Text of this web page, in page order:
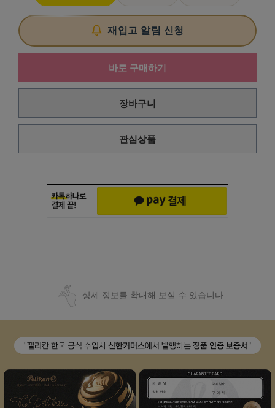
재입고 알림 신청
바로 구매하기
장바구니
관심상품
상세 정보를 확대해 보실 수 있습니다